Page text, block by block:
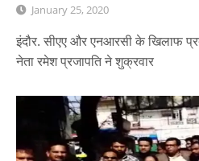
January 25, 2020
इंदौर. सीएए और एनआरसी के खिलाफ
नेता रमेश प्रजापति ने शुक्रवार